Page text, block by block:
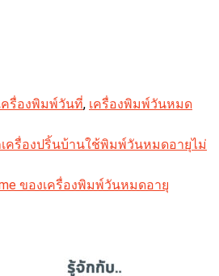
ครื่องพิมพ์วันที่, เครื่องพิมพ์วันหมด
ครื่องปริ้นบ้านใช้พิมพ์วันหมดอายุไม่
ของเครื่องพิมพ์วันหมดอายุ